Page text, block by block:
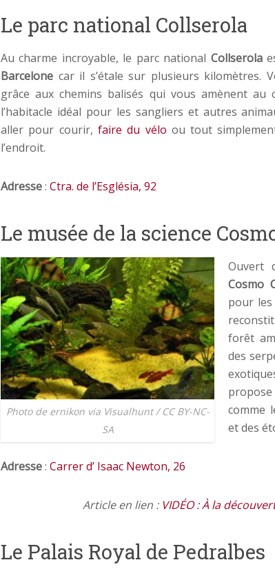
Le parc national Collserola
Au charme incroyable, le parc national Collserola
Barcelone car il s’étale sur plusieurs kilomètres.
grâce aux chemins balisés qui vous amènent au
l’habitacle idéal pour les sangliers et autres
aller pour courir, faire du vélo ou tout
l’endroit.
Adresse: Ctra. de l’Església, 92
Le musée de la science
Photo de ernikon via Visualhunt / CC BY-NC-
SA
Ouvert
Cosmo
pour
forêt
des
comme
et des
Adresse: Carrer d’ Isaac Newton, 26
Article en lien : VIDÉO : À la
Le Palais Royal de Pedralbes